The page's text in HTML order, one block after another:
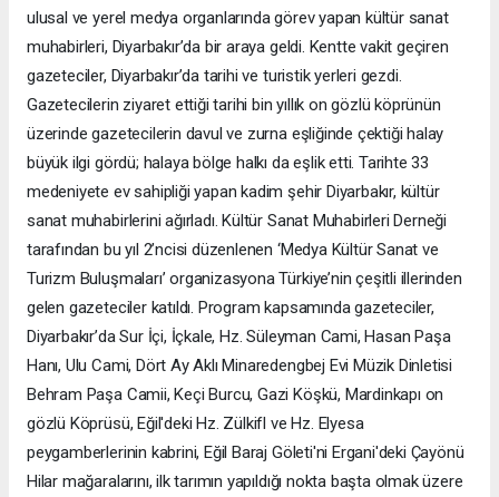
ulusal ve yerel medya organlarında görev yapan kültür sanat
muhabirleri, Diyarbakır’da bir araya geldi. Kentte vakit geçiren
gazeteciler, Diyarbakır’da tarihi ve turistik yerleri gezdi.
Gazetecilerin ziyaret ettiği tarihi bin yıllık on gözlü köprünün
üzerinde gazetecilerin davul ve zurna eşliğinde çektiği halay
büyük ilgi gördü; halaya bölge halkı da eşlik etti. Tarihte 33
medeniyete ev sahipliği yapan kadim şehir Diyarbakır, kültür
sanat muhabirlerini ağırladı. Kültür Sanat Muhabirleri Derneği
tarafından bu yıl 2’ncisi düzenlenen ‘Medya Kültür Sanat ve
Turizm Buluşmaları’ organizasyona Türkiye’nin çeşitli illerinden
gelen gazeteciler katıldı. Program kapsamında gazeteciler,
Diyarbakır’da Sur İçi, İçkale, Hz. Süleyman Cami, Hasan Paşa
Hanı, Ulu Cami, Dört Ay Aklı Minaredengbej Evi Müzik Dinletisi
Behram Paşa Camii, Keçi Burcu, Gazi Köşkü, Mardinkapı on
gözlü Köprüsü, Eğil'deki Hz. Zülkifl ve Hz. Elyesa
peygamberlerinin kabrini, Eğil Baraj Göleti'ni Ergani'deki Çayönü
Hilar mağaralarını, ilk tarımın yapıldığı nokta başta olmak üzere